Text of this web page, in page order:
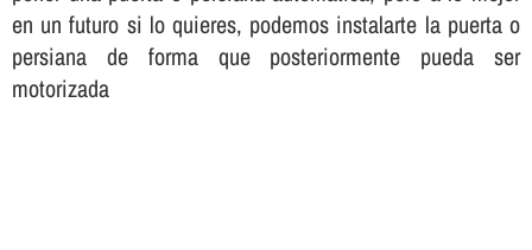
en un futuro si lo quieres, podemos instalarte la puerta o
persiana de forma que posteriormente pueda ser
motorizada